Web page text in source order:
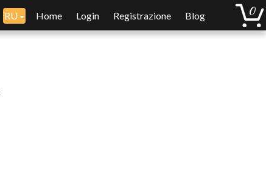
RU Home Login Registrazione Blog